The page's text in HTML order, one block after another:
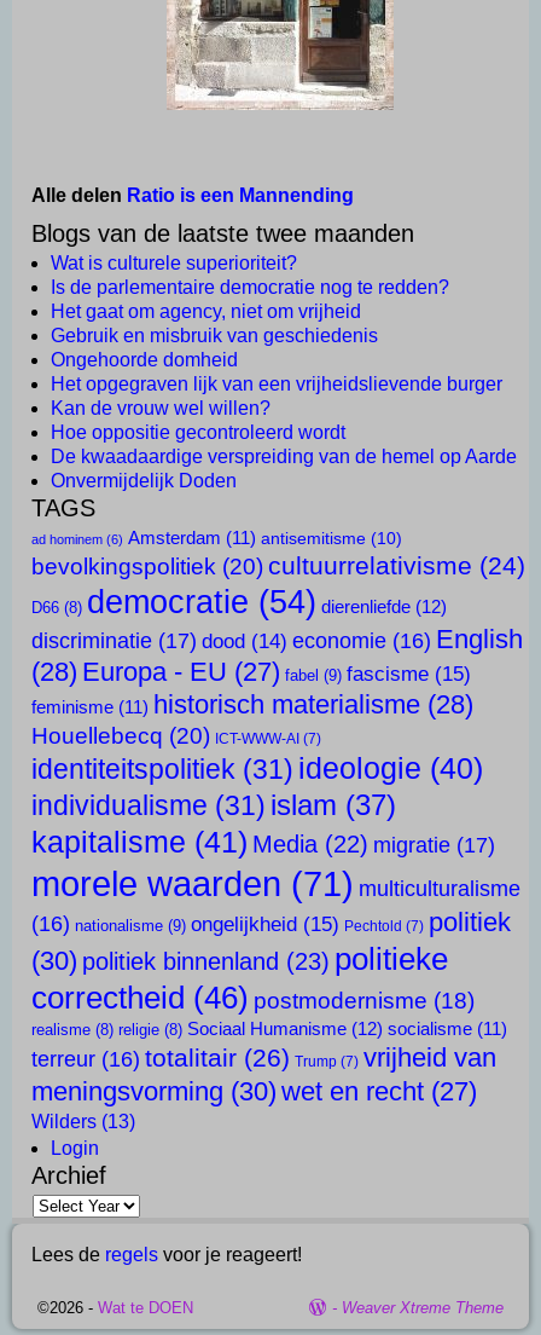
Alle delen Ratio is een Mannending
Blogs van de laatste twee maanden
Wat is culturele superioriteit?
Is de parlementaire democratie nog te redden?
Het gaat om agency, niet om vrijheid
Gebruik en misbruik van geschiedenis
Ongehoorde domheid
Het opgegraven lijk van een vrijheidslievende burger
Kan de vrouw wel willen?
Hoe oppositie gecontroleerd wordt
De kwaadaardige verspreiding van de hemel op Aarde
Onvermijdelijk Doden
TAGS
ad hominem (6) Amsterdam (11) antisemitisme (10)
bevolkingspolitiek (20) cultuurrelativisme (24)
D66 (8) democratie (54) dierenliefde (12)
discriminatie (17) dood (14) economie (16) English
(28) Europa - EU (27) fabel (9) fascisme (15)
feminisme (11) historisch materialisme (28)
Houellebecq (20) ICT-WWW-AI (7)
identiteitspolitiek (31) ideologie (40)
individualisme (31) islam (37)
kapitalisme (41) Media (22) migratie (17)
morele waarden (71) multiculturalisme
(16) nationalisme (9) ongelijkheid (15) Pechtold (7) politiek
(30) politiek binnenland (23) politieke
correctheid (46) postmodernisme (18)
realisme (8) religie (8) Sociaal Humanisme (12) socialisme (11)
terreur (16) totalitair (26) Trump (7) vrijheid van
meningsvorming (30) wet en recht (27)
Wilders (13)
Login
Archief
Lees de regels voor je reageert!
©2026 - Wat te DOEN - Weaver Xtreme Theme